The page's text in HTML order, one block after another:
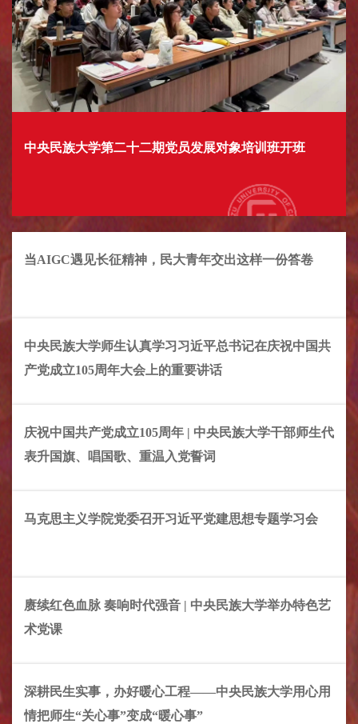
中央民族大学第二十二期党员发展对象培训班开班
当AIGC遇见长征精神，民大青年交出这样一份答卷
中央民族大学师生认真学习习近平总书记在庆祝中国共
产党成立105周年大会上的重要讲话
庆祝中国共产党成立105周年 | 中央民族大学干部师生代
表升国旗、唱国歌、重温入党誓词
马克思主义学院党委召开习近平党建思想专题学习会
赓续红色血脉 奏响时代强音 | 中央民族大学举办特色艺
术党课
深耕民生实事，办好暖心工程——中央民族大学用心用
情把师生“关心事”变成“暖心事”